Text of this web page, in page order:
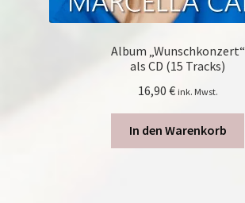
Album „Wunschkonzert“
als CD (15 Tracks)
16,90 € ink. Mwst.
In den Warenkorb